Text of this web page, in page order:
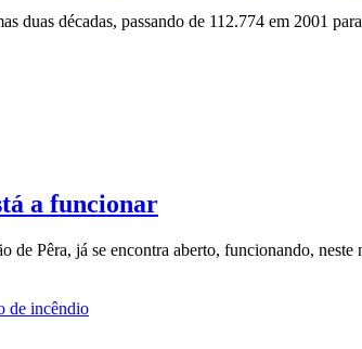
décadas, passando de 112.774 em 2001
a funcionar
Pêra, já se encontra aberto, funcionando,